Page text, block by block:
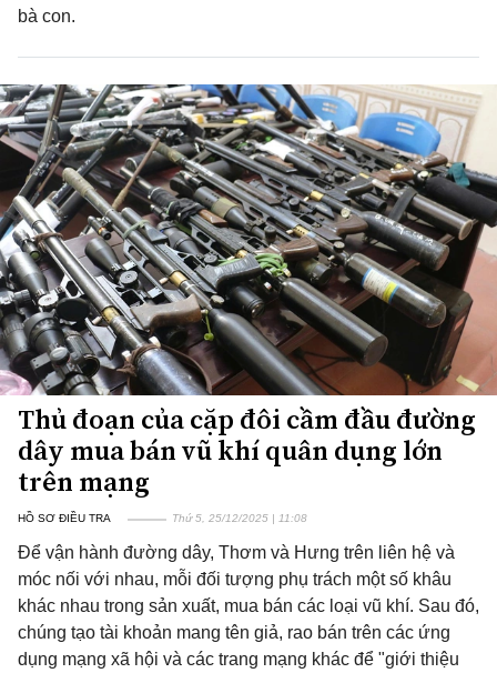
bà con.
Thủ đoạn của cặp đôi cầm đầu đường
dây mua bán vũ khí quân dụng lớn
trên mạng
HỒ SƠ ĐIỀU TRA Thứ 5, 25/12/2025 | 11:08
Để vận hành đường dây, Thơm và Hưng trên liên hệ và
móc nối với nhau, mỗi đối tượng phụ trách một số khâu
khác nhau trong sản xuất, mua bán các loại vũ khí. Sau đó,
chúng tạo tài khoản mang tên giả, rao bán trên các ứng
dụng mạng xã hội và các trang mạng khác để "giới thiệu